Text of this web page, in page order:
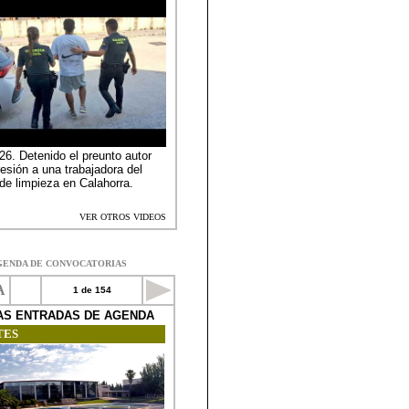
DE CONVOCATORIAS